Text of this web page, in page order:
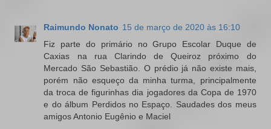
Raimundo Nonato 15 de março de 2020 às 16:10
Fiz parte do primário no Grupo Escolar Duque de
Caxias na rua Clarindo de Queiroz próximo do
Mercado São Sebastião. O prédio já não existe mais,
porém não esqueço da minha turma, principalmente
da troca de figurinhas dia jogadores da Copa de 1970
e do álbum Perdidos no Espaço. Saudades dos meus
amigos Antonio Eugênio e Maciel